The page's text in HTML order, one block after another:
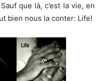
que là, c’est la vie, en
bien nous la conter: Life!